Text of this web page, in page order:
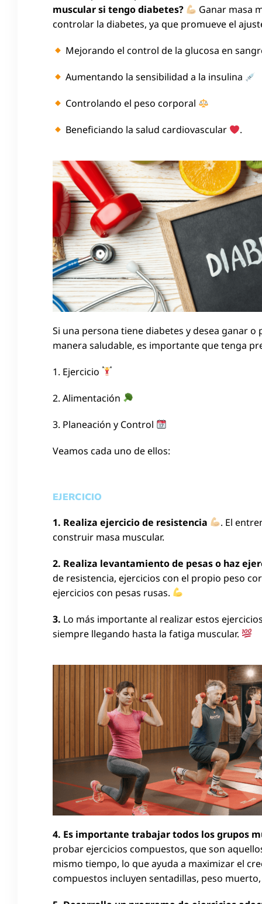
muscular si tengo diabetes?
Ganar masa
controlar la diabetes, ya que promueve el
Mejorando el control de la glucosa en
Aumentando la sensibilidad a la insulina
Controlando el peso corporal
Beneficiando la salud cardiovascular .
Si una persona tiene diabetes y desea ganar
manera saludable, es importante que tenga
1. Ejercicio
2. Alimentación
3. Planeación y Control
Veamos cada uno de ellos:
EJERCICIO
1. Realiza ejercicio de resistencia
. El
construir masa muscular.
2. Realiza levantamiento de pesas o haz
de resistencia, ejercicios con el propio peso
ejercicios con pesas rusas.
3. Lo más importante al realizar estos
siempre llegando hasta la fatiga muscular.
4. Es importante trabajar todos los grupos
probar ejercicios compuestos, que son
mismo tiempo, lo que ayuda a maximizar el
compuestos incluyen sentadillas, peso